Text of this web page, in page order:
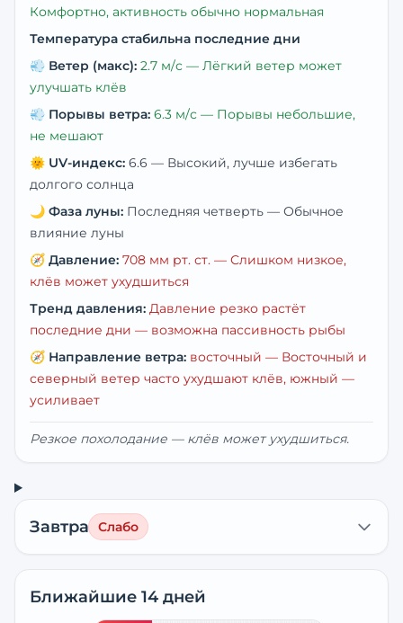
Комфортно, активность обычно нормальная
Температура стабильна последние дни
💨 Ветер (макс): 2.7 м/с — Лёгкий ветер может
улучшать клёв
💨 Порывы ветра: 6.3 м/с — Порывы небольшие,
не мешают
🌞 UV-индекс: 6.6 — Высокий, лучше избегать
долгого солнца
🌙 Фаза луны: Последняя четверть — Обычное
влияние луны
🧭 Давление: 708 мм рт. ст. — Слишком низкое,
клёв может ухудшиться
Тренд давления: Давление резко растёт
последние дни — возможна пассивность рыбы
🧭 Направление ветра: восточный — Восточный и
северный ветер часто ухудшают клёв, южный —
усиливает
Резкое похолодание — клёв может ухудшиться.
Завтра Слабо
Ближайшие 14 дней